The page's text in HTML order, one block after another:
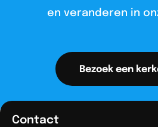
en veranderen in
Bezoek een
Contact